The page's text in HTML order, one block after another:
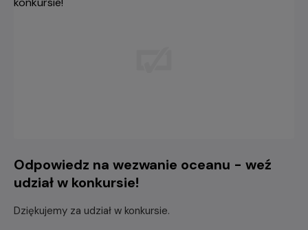
Odpowiedz na wezwanie oceanu - weź
udział w konkursie!
Dziękujemy za udział w konkursie.